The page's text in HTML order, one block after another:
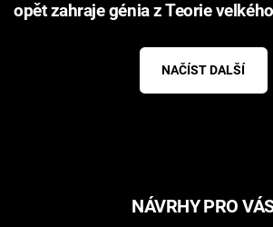
opět zahraje génia z Teorie
NAČÍST DALŠÍ
NÁVRHY PRO